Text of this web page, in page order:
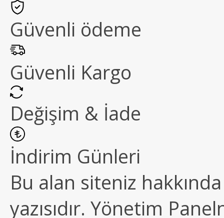
Güvenli ödeme
Güvenli Kargo
Değişim & İade
İndirim Günleri
Bu alan siteniz
yazısıdır. Yönetim